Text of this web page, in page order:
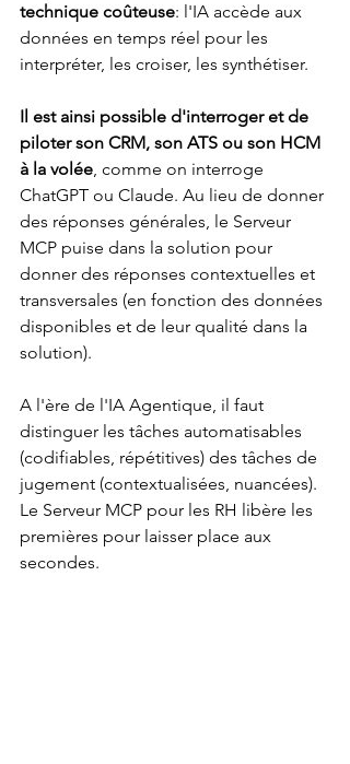
technique coûteuse: l'IA accède aux
données en temps réel pour les
interpréter, les croiser, les synthétiser.
Il est ainsi possible d'interroger et de
piloter son CRM, son ATS ou son HCM
à la volée, comme on interroge
ChatGPT ou Claude. Au lieu de donner
des réponses générales, le Serveur
MCP puise dans la solution pour
donner des réponses contextuelles et
transversales (en fonction des données
disponibles et de leur qualité dans la
solution).
A l'ère de l'IA Agentique, il faut
distinguer les tâches automatisables
(codifiables, répétitives) des tâches de
jugement (contextualisées, nuancées).
Le Serveur MCP pour les RH libère les
premières pour laisser place aux
secondes.